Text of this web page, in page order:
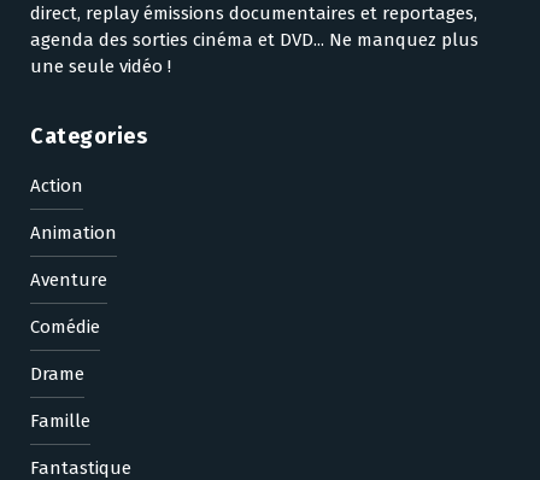
direct, replay émissions documentaires et reportages,
agenda des sorties cinéma et DVD... Ne manquez plus
une seule vidéo !
Categories
Action
Animation
Aventure
Comédie
Drame
Famille
Fantastique